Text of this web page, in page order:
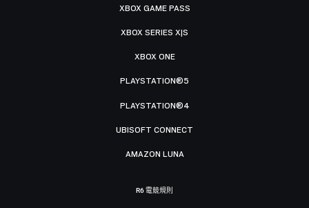
XBOX GAME PASS
XBOX SERIES X|S
XBOX ONE
PLAYSTATION®5
PLAYSTATION®4
UBISOFT CONNECT
AMAZON LUNA
R6 電競規則